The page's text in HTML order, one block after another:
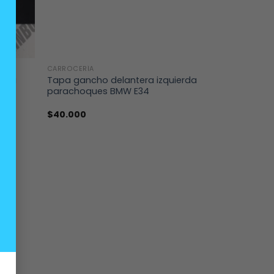
CARROCERÍA
Tapa gancho delantera izquierda
parachoques BMW E34
$40.000